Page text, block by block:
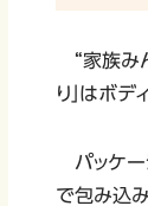
“家族み
り」はボデ
パッケー
で包み込